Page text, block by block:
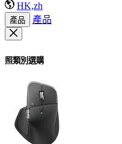
HK,zh
產品 產品
照類別選購